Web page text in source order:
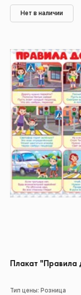
Нет в наличии
Плакат
Тип цены: Розница